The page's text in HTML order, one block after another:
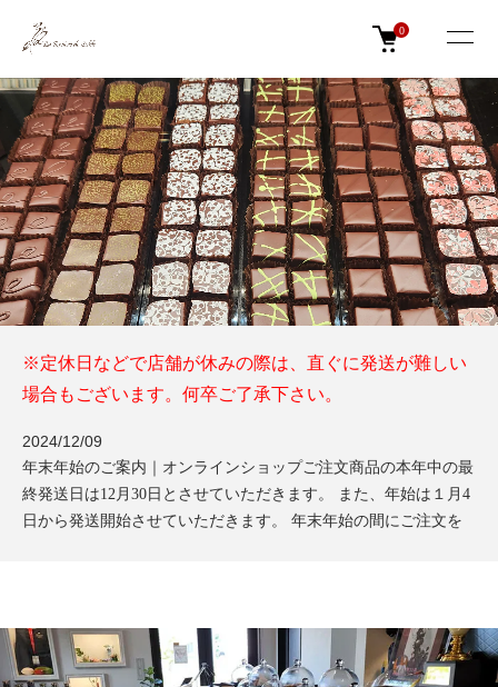
0
NEWS
※定休日などで店舗が休みの際は、直ぐに発送が難しい
場合もございます。何卒ご了承下さい。
2024/12/09
年末年始のご案内｜オンラインショップご注文商品の本年中の最
終発送日は12月30日とさせていただきます。 また、年始は１月4
日から発送開始させていただきます。 年末年始の間にご注文を
2024/08/16
夏季休暇のお知らせ｜8月28日〜9月4日まで夏季休暇とさせてい